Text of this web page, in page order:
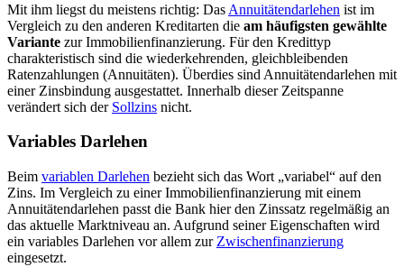
Mit ihm liegst du meistens richtig: Das Annuitätendarlehen ist im
Vergleich zu den anderen Kreditarten die am häufigsten gewählte
Variante zur Immobilienfinanzierung. Für den Kredittyp
charakteristisch sind die wiederkehrenden, gleichbleibenden
Ratenzahlungen (Annuitäten). Überdies sind Annuitätendarlehen mit
einer Zinsbindung ausgestattet. Innerhalb dieser Zeitspanne
verändert sich der Sollzins nicht.
Variables Darlehen
Beim variablen Darlehen bezieht sich das Wort „variabel“ auf den
Zins. Im Vergleich zu einer Immobilienfinanzierung mit einem
Annuitätendarlehen passt die Bank hier den Zinssatz regelmäßig an
das aktuelle Marktniveau an. Aufgrund seiner Eigenschaften wird
ein variables Darlehen vor allem zur Zwischenfinanzierung
eingesetzt.